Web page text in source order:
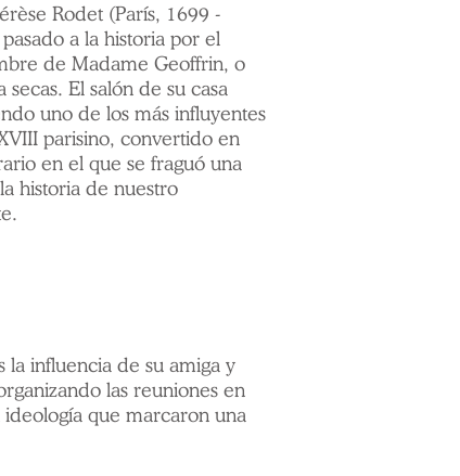
Rodet (París, 1699 -
a la historia por el
de Madame Geoffrin, o
secas. El salón de su casa
uno de los más influyentes
parisino, convertido en
en el que se fraguó una
historia de nuestro
influencia de su amiga y
las reuniones en
que marcaron una